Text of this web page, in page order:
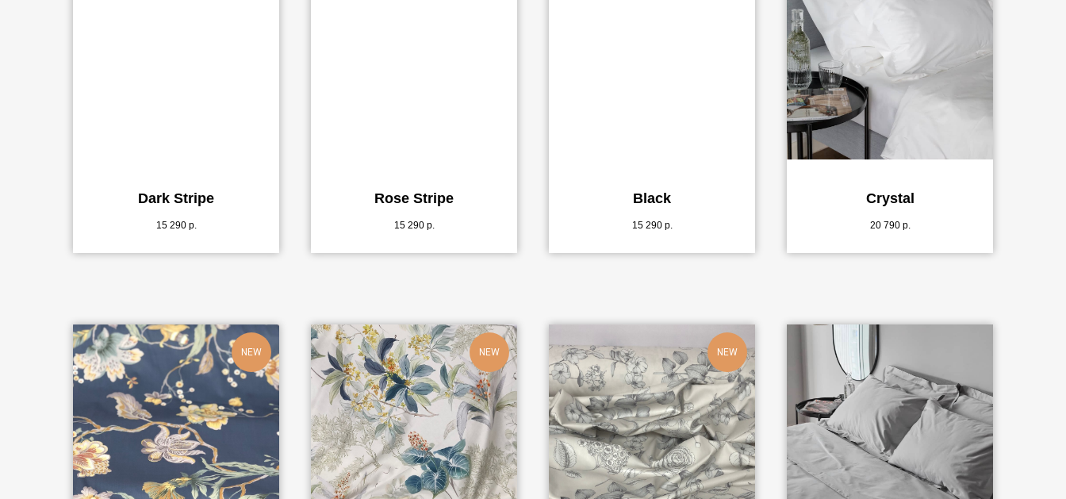
Dark Stripe
15 290 р.
Rose Stripe
15 290 р.
Black
15 290 р.
Crystal
20 790 р.
NEW NEW NEW